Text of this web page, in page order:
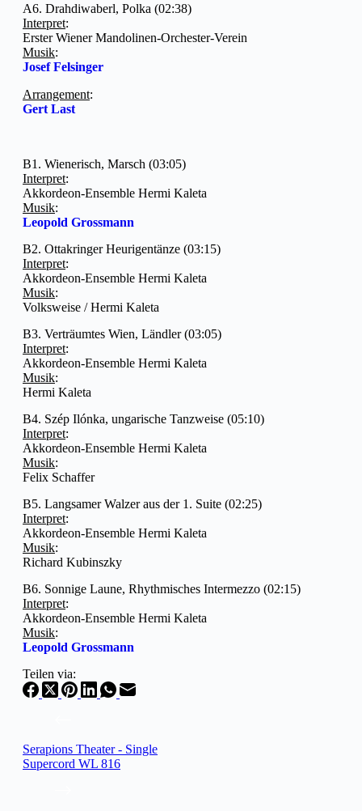
A6. Drahdiwaberl, Polka (02:38)
Interpret:
Erster Wiener Mandolinen-Orchester-Verein
Musik:
Josef Felsinger
Arrangement:
Gert Last
B1. Wienerisch, Marsch (03:05)
Interpret:
Akkordeon-Ensemble Hermi Kaleta
Musik:
Leopold Grossmann
B2. Ottakringer Heurigentänze (03:15)
Interpret:
Akkordeon-Ensemble Hermi Kaleta
Musik:
Volksweise / Hermi Kaleta
B3. Verträumtes Wien, Ländler (03:05)
Interpret:
Akkordeon-Ensemble Hermi Kaleta
Musik:
Hermi Kaleta
B4. Szép Ilónka, ungarische Tanzweise (05:10)
Interpret:
Akkordeon-Ensemble Hermi Kaleta
Musik:
Felix Schaffer
B5. Langsamer Walzer aus der 1. Suite (02:25)
Interpret:
Akkordeon-Ensemble Hermi Kaleta
Musik:
Richard Kubinszky
B6. Sonnige Laune, Rhythmisches Intermezzo (02:15)
Interpret:
Akkordeon-Ensemble Hermi Kaleta
Musik:
Leopold Grossmann
Teilen via:
Serapions Theater - Single
Supercord WL 816